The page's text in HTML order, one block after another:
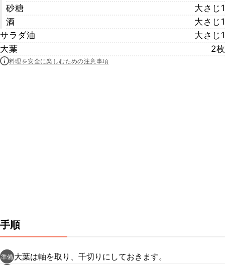
砂糖
大さじ1
酒
大さじ1
サラダ油
大さじ1
大葉
2枚
料理を安全に楽しむための注意事項
手順
準備 大葉は軸を取り、千切りにしておきます。